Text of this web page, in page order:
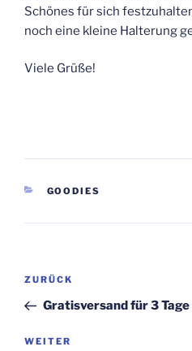
Schönes für sich
noch eine kleine Halterung
Viele Grüße!
KATEGORIEN
GOODIES
Beitragsnavigation
Vorheriger
Beitrag
ZURÜCK
Gratisversand für 3
Nächster
WEITER